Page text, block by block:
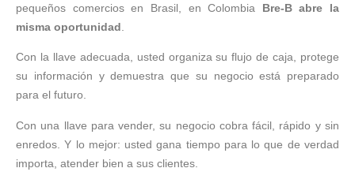
pequeños comercios en Brasil, en Colombia Bre-B abre la
misma oportunidad
Con la llave adecuada, usted organiza su flujo de caja, protege
su información y demuestra que su negocio está preparado
para el futuro.
Con una llave para vender, su negocio cobra fácil, rápido y sin
enredos. Y lo mejor: usted gana tiempo para lo que de verdad
importa, atender bien a sus clientes.